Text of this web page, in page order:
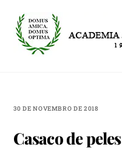
content
30 DE NOVEMBRO DE 2018
Casaco de peles